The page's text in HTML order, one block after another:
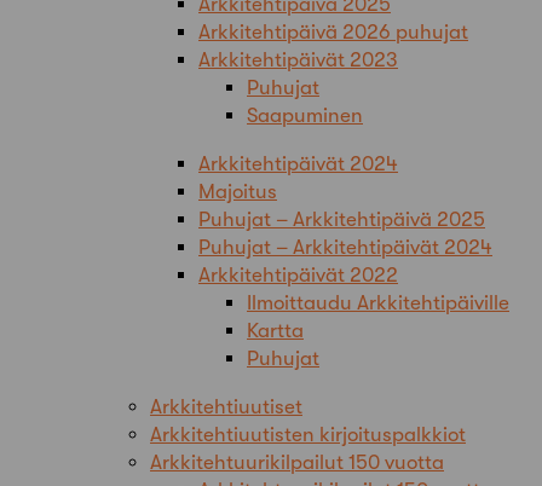
Arkkitehtipäivä 2026 puhujat
Arkkitehtipäivät 2023
Puhujat
Saapuminen
Arkkitehtipäivät 2024
Majoitus
Puhujat – Arkkitehtipäivä 2025
Puhujat – Arkkitehtipäivät 2024
Arkkitehtipäivät 2022
Ilmoittaudu Arkkitehtipäiville
Kartta
Puhujat
Arkkitehtiuutiset
Arkkitehtiuutisten kirjoituspalkkiot
Arkkitehtuurikilpailut 150 vuotta